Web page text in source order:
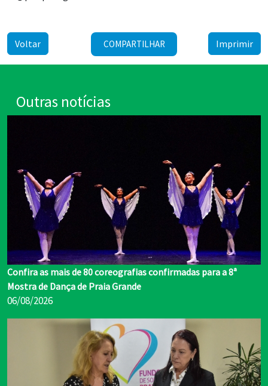
Voltar COMPARTILHAR Imprimir
Outras notícias
Confira as mais de 80 coreografias confirmadas para a 8ª
Mostra de Dança de Praia Grande
06/08/2026